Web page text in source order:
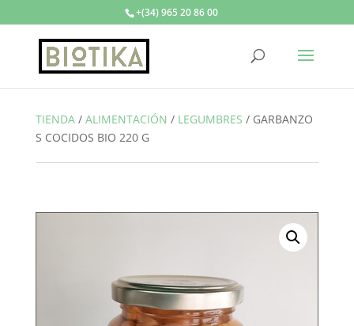
+(34) 965 20 86 00
TIENDA/ ALIMENTACIÓN / LEGUMBRES / GARBANZO
S COCIDOS BIO 220 G